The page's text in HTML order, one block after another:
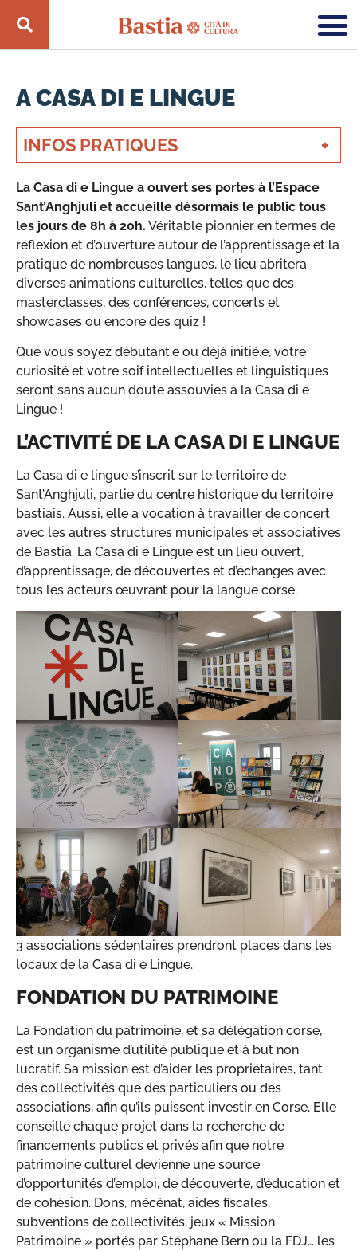
INFOS PRATIQUES
A CASA DI E LINGUE
La Casa di e Lingue a ouvert ses portes à l’Espace
Sant’Anghjuli et accueille désormais le public tous
les jours de 8h à 20h. Véritable pionnier en termes de
réflexion et d’ouverture autour de l’apprentissage et la
pratique de nombreuses langues, le lieu abritera
diverses animations culturelles, telles que des
masterclasses, des conférences, concerts et
showcases ou encore des quiz !
Que vous soyez débutant.e ou déjà initié.e, votre
curiosité et votre soif intellectuelles et linguistiques
seront sans aucun doute assouvies à la Casa di e
Lingue !
L’ACTIVITÉ DE LA CASA DI E LINGUE
La Casa di e lingue s’inscrit sur le territoire de
Sant’Anghjuli, partie du centre historique du territoire
bastiais. Aussi, elle a vocation à travailler de concert
avec les autres structures municipales et associatives
de Bastia. La Casa di e Lingue est un lieu ouvert,
d’apprentissage, de découvertes et d’échanges avec
tous les acteurs œuvrant pour la langue corse.
3 associations sédentaires prendront places dans les
locaux de la Casa di e Lingue.
FONDATION DU PATRIMOINE
La Fondation du patrimoine, et sa délégation corse,
est un organisme d’utilité publique et à but non
lucratif. Sa mission est d’aider les propriétaires, tant
des collectivités que des particuliers ou des
associations, afin qu’ils puissent investir en Corse. Elle
conseille chaque projet dans la recherche de
financements publics et privés afin que notre
patrimoine culturel devienne une source
d’opportunités d’emploi, de découverte, d’éducation et
de cohésion. Dons, mécénat, aides fiscales,
subventions de collectivités, jeux « Mission
Patrimoine » portés par Stéphane Bern ou la FDJ… les